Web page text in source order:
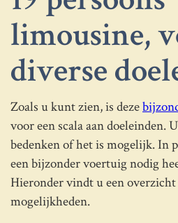
limousine,
diverse
Zoals u kunt zien, is deze
voor een scala aan doeleinden.
bedenken of het is mogelijk. In
een bijzonder voertuig nodig
Hieronder vindt u een overzicht
mogelijkheden.